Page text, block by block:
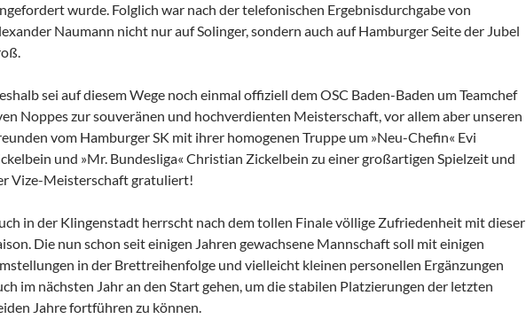
wurde. Folglich war nach der telefonischen Ergebnisdurchgabe von
Naumann nicht nur auf Solinger, sondern auch auf Hamburger Seite der Jubel
sei auf diesem Wege noch einmal offiziell dem OSC Baden-Baden um Teamchef
Noppes zur souveränen und hochverdienten Meisterschaft, vor allem aber unseren
vom Hamburger SK mit ihrer homogenen Truppe um »Neu-Chefin« Evi
und »Mr. Bundesliga« Christian Zickelbein zu einer großartigen Spielzeit und
Vize-Meisterschaft gratuliert!
in der Klingenstadt herrscht nach dem tollen Finale völlige Zufriedenheit mit dieser
Die nun schon seit einigen Jahren gewachsene Mannschaft soll mit einigen
in der Brettreihenfolge und vielleicht kleinen personellen Ergänzungen
im nächsten Jahr an den Start gehen, um die stabilen Platzierungen der letzten
Jahre fortführen zu können.